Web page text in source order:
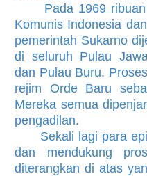
Pada 1969 ribuan
Komunis Indonesia
pemerintah Sukarno
di seluruh Pulau
dan Pulau Buru.
rejim Orde Baru
Mereka semua
pengadilan.
Sekali lagi para
dan mendukung
diterangkan di atas